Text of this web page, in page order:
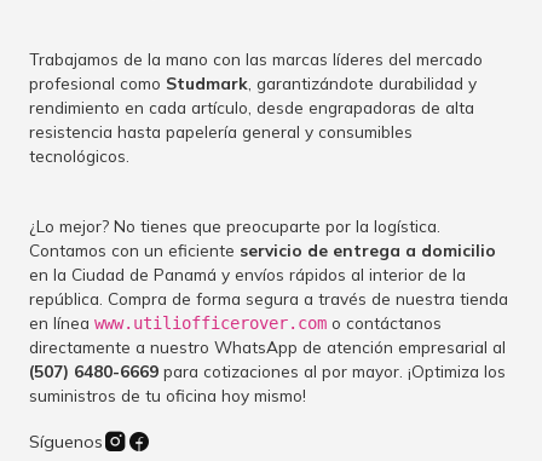
Trabajamos de la mano con las marcas líderes del mercado
profesional como Studmark , garantizándote durabilidad y
rendimiento en cada artículo, desde engrapadoras de alta
resistencia hasta papelería general y consumibles
tecnológicos.
¿Lo mejor? No tienes que preocuparte por la logística.
Contamos con un eficiente servicio de entrega a domicilio
en la Ciudad de Panamá y envíos rápidos al interior de la
república. Compra de forma segura a través de nuestra tienda
en línea www.utiliofficerover.com o contáctanos
directamente a nuestro WhatsApp de atención empresarial al
(507) 6480-6669 para cotizaciones al por mayor. ¡Optimiza los
suministros de tu oficina hoy mismo!
Síguenos